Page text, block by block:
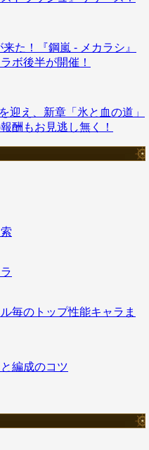
た！『鋼嵐 - メカラシ』
ボ後半が開催！
迎え、新章「氷と血の道」
酬もお見逃し無く！
毎のトップ性能キャラま
編成のコツ